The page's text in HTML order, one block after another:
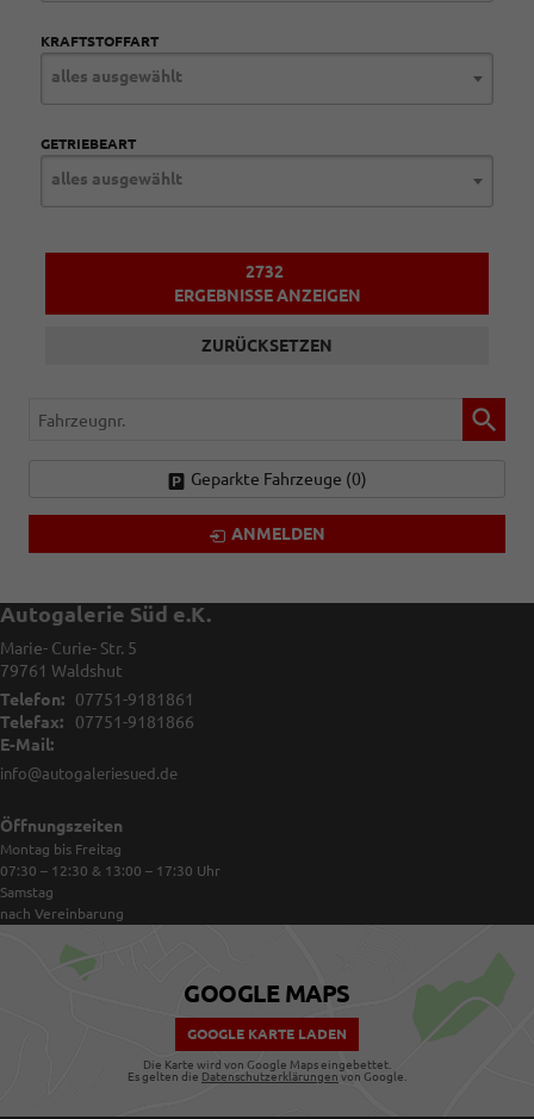
KRAFTSTOFFART
alles ausgewählt
GETRIEBEART
alles ausgewählt
2732
ERGEBNISSE ANZEIGEN
ZURÜCKSETZEN
Fahrzeugnr.
Geparkte Fahrzeuge (0)
ANMELDEN
Autogalerie Süd e.K.
Marie- Curie- Str. 5
79761 Waldshut
Telefon:
07751-9181861
Telefax:
07751-9181866
E-Mail:
info@autogaleriesued.de
Öffnungszeiten
Montag bis Freitag
07:30 – 12:30 & 13:00 – 17:30 Uhr
Samstag
nach Vereinbarung
GOOGLE MAPS
GOOGLE KARTE LADEN
Die Karte wird von Google Maps eingebettet.
Es gelten die Datenschutzerklärungen von Google.